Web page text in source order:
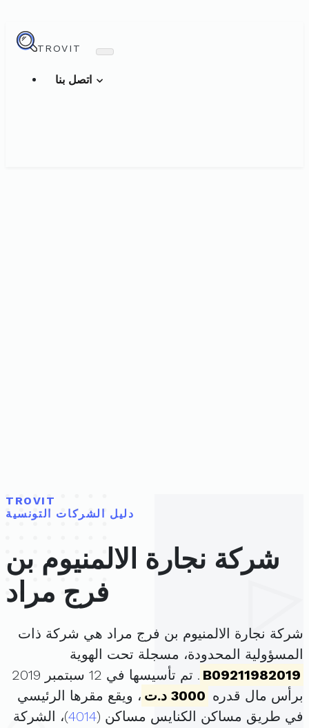
TROVIT
TROVIT
دليل الشركات التونسية
شركة نجارة الالمنيوم بن
فرج مراد
شركة نجارة الالمنيوم بن فرج مراد هي شركة ذات
المسؤولية المحدودة، مسجلة تحت الهوية
B09211982019
. تم تأسيسها في 12 سبتمبر 2019
برأس مال قدره 3000 د.ت
، ويقع مقرها الرئيسي
في طريق مساكن الكنايس مساكن (4014)، الشركة